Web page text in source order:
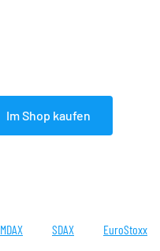
Im Shop kaufen
MDAX SDAX EuroStoxx